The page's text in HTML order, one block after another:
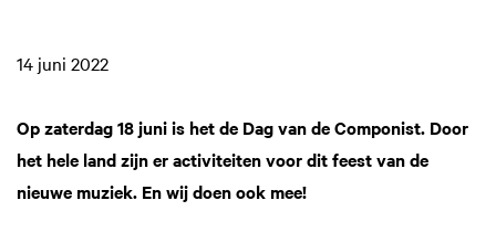
14 juni 2022
Op zaterdag 18 juni is het de Dag van de Componist. Door
het hele land zijn er activiteiten voor dit feest van de
nieuwe muziek. En wij doen ook mee!